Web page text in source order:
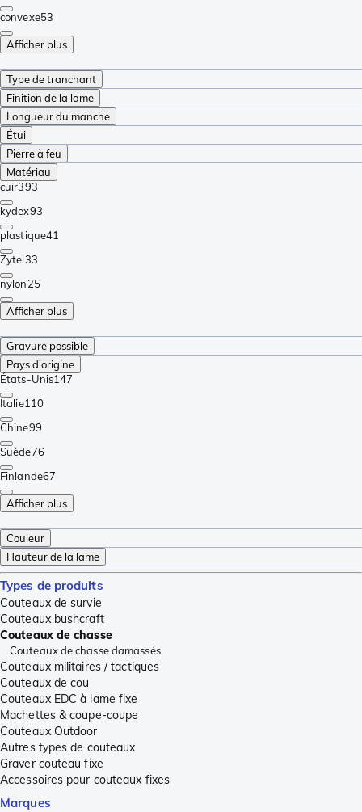
convexe53
Afficher plus
Type de tranchant
Finition de la lame
Longueur du manche
Étui
Pierre à feu
Matériau
cuir393
kydex93
plastique41
Zytel33
nylon25
Afficher plus
Gravure possible
Pays d'origine
États-Unis147
Italie110
Chine99
Suède76
Finlande67
Afficher plus
Couleur
Hauteur de la lame
Types de produits
Couteaux de survie
Couteaux bushcraft
Couteaux de chasse
Couteaux de chasse damassés
Couteaux militaires / tactiques
Couteaux de cou
Couteaux EDC à lame fixe
Machettes & coupe-coupe
Couteaux Outdoor
Autres types de couteaux
Graver couteau fixe
Accessoires pour couteaux fixes
Marques